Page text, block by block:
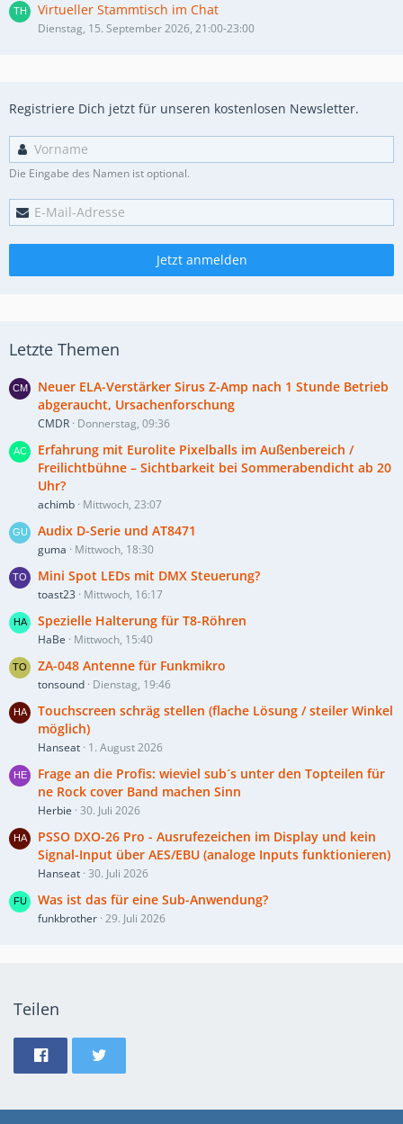
Virtueller Stammtisch im Chat
Dienstag, 15. September 2026, 21:00-23:00
Registriere Dich jetzt für unseren kostenlosen Newsletter.
Die Eingabe des Namen ist optional.
Jetzt anmelden
Letzte Themen
Neuer ELA-Verstärker Sirus Z-Amp nach 1 Stunde Betrieb
abgeraucht, Ursachenforschung
CMDR Donnerstag, 09:36
Erfahrung mit Eurolite Pixelballs im Außenbereich /
Freilichtbühne – Sichtbarkeit bei Sommerabendicht ab 20
Uhr?
achimb Mittwoch, 23:07
Audix D-Serie und AT8471
guma Mittwoch, 18:30
Mini Spot LEDs mit DMX Steuerung?
toast23 Mittwoch, 16:17
Spezielle Halterung für T8-Röhren
HaBe Mittwoch, 15:40
ZA-048 Antenne für Funkmikro
tonsound Dienstag, 19:46
Touchscreen schräg stellen (flache Lösung / steiler Winkel
möglich)
Hanseat 1. August 2026
Frage an die Profis: wieviel sub´s unter den Topteilen für
ne Rock cover Band machen Sinn
Herbie 30. Juli 2026
PSSO DXO-26 Pro - Ausrufezeichen im Display und kein
Signal-Input über AES/EBU (analoge Inputs funktionieren)
Hanseat 30. Juli 2026
Was ist das für eine Sub-Anwendung?
funkbrother 29. Juli 2026
Teilen